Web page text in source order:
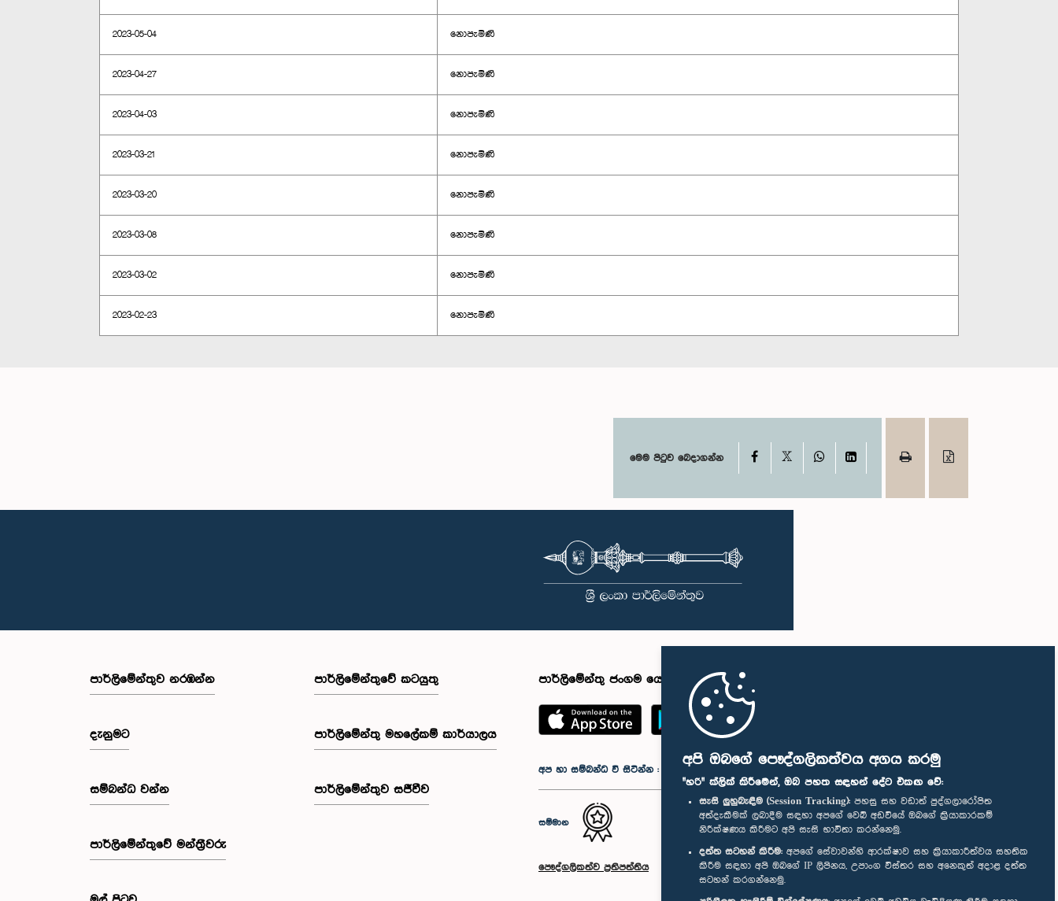
අපි ඔබගේ පෞද්ගලිකත්වය අගය කරමු
"හරි" ක්ලික් කිරීමෙන්, ඔබ පහත සඳහන් දේට එකඟ වේ:
සැසි ලුහුබැඳීම (Session Tracking): පහසු සහ වඩාත් පුද්ගලාරෝපිත
අත්දැකීමක් ලබාදීම සඳහා අපගේ වෙබ් අඩවියේ ඔබගේ ක්‍රියාකාරකම්
නිරීක්ෂණය කිරීමට අපි සැසි භාවිතා කරන්නෙමු.
දත්ත සටහන් කිරීම: අපගේ සේවාවන්හි ආරක්ෂාව සහ ක්‍රියාකාරීත්වය සහතික
කිරීම සඳහා අපි ඔබගේ IP ලිපිනය, උපාංග විස්තර සහ අනෙකුත් අදාළ දත්ත
සටහන් කරගන්නෙමු.
2023-05-04 නොපැමිණි
2023-04-27 නොපැමිණි
2023-04-03 නොපැමිණි
2023-03-21 නොපැමිණි
2023-03-20 නොපැමිණි
2023-03-08 නොපැමිණි
2023-03-02 නොපැමිණි
2023-02-23 නොපැමිණි
මෙම පිටුව බෙදාගන්න Facebook WhatsAppLinkedIn
පාර්ලි‌මේන්තුව නරඹන්න
දැනුමට
සම්බන්ධ වන්න
පාර්ලි‌මේන්තුවේ මන්ත්‍රීවරු
පාර්ලිමේන්තුවේ කටයුතු
පාර්ලිමේන්තු මහලේකම් කාර්යාලය
පාර්ලිමේන්තුව සජීවීව
පාර්ලිමේන්තු ජංගම යෙදුම
අප හා සම්බන්ධ වී සිටින්න :
සම්මාන
පෞද්ගලිකත්ව ප්‍රතිපත්තිය